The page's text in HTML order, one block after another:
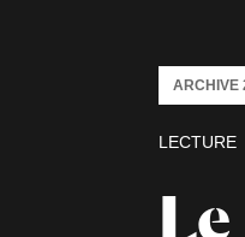
LECTURE
ARCHIVE